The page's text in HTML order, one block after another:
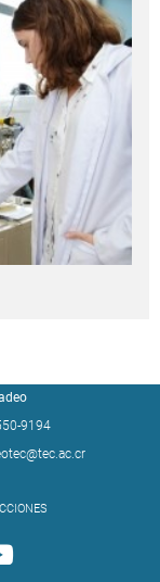
9194